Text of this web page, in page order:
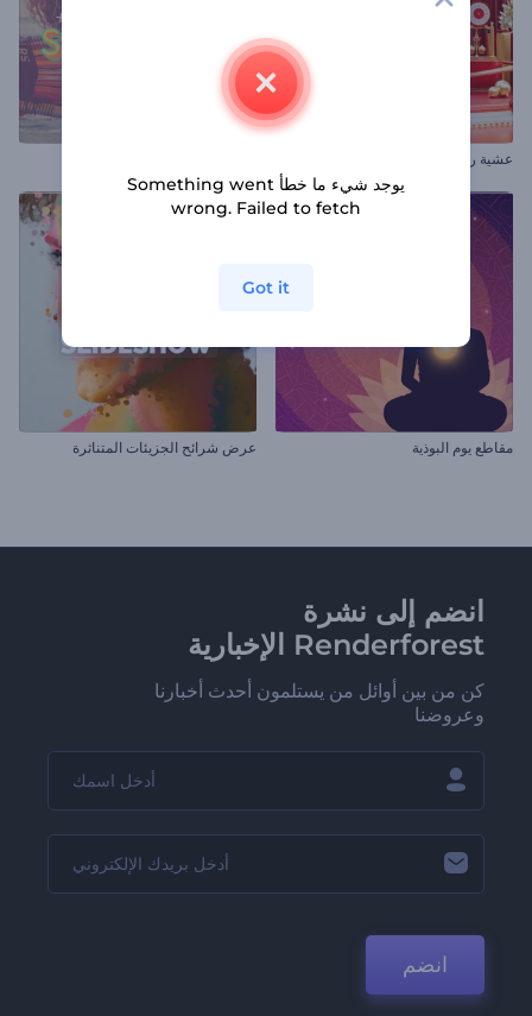
عشية رأس السنة جولي ريد
مقاطع يوم البوذية عرض شرائح الجزيئات المتناثرة
انضم إلى نشرة
Renderforest الإخبارية
كن من بين أوائل من يستلمون أحدث أخبارنا
وعروضنا
انضم
يوجد شيء ما خطأ Something went
wrong. Failed to fetch
Got it